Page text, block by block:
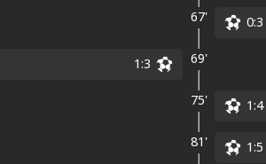
67'
0:3
69'
1:3
75'
1:4
81'
1:5